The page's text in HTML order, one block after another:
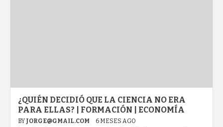
¿QUIÉN DECIDIÓ QUE LA CIENCIA NO ERA
PARA ELLAS? | FORMACIÓN | ECONOMÍA
BY JORGE@GMAIL.COM 6 MESES AGO